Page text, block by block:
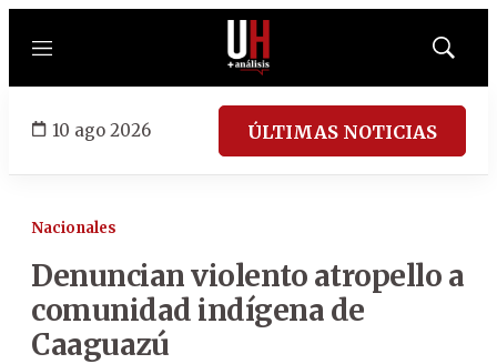
Menú
Mostrar
10 ago 2026 ÚLTIMAS NOTICIAS
Nacionales
Denuncian violento atropello a
comunidad indígena de
Caaguazú